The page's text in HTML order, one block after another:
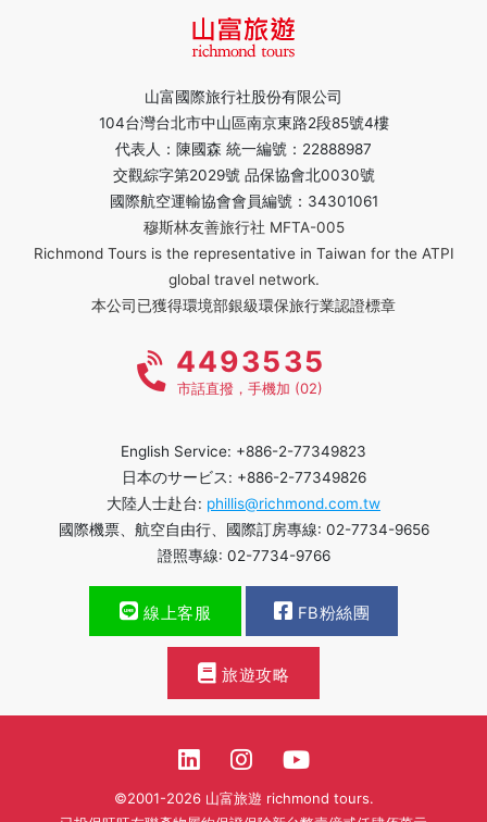
山富國際旅行社股份有限公司
104台灣台北市中山區南京東路2段85號4樓
代表人：陳國森 統一編號：22888987
交觀綜字第2029號 品保協會北0030號
國際航空運輸協會會員編號：34301061
穆斯林友善旅行社 MFTA-005
Richmond Tours is the representative in Taiwan for the ATPI
global travel network.
本公司已獲得環境部銀級環保旅行業認證標章
4493535
市話直撥，手機加 (02)
English Service: +886-2-77349823
日本のサービス: +886-2-77349826
大陸人士赴台: phillis@richmond.com.tw
國際機票、航空自由行、國際訂房專線: 02-7734-9656
證照專線: 02-7734-9766
線上客服 FB粉絲團
旅遊攻略
©2001-2026 山富旅遊 richmond tours.